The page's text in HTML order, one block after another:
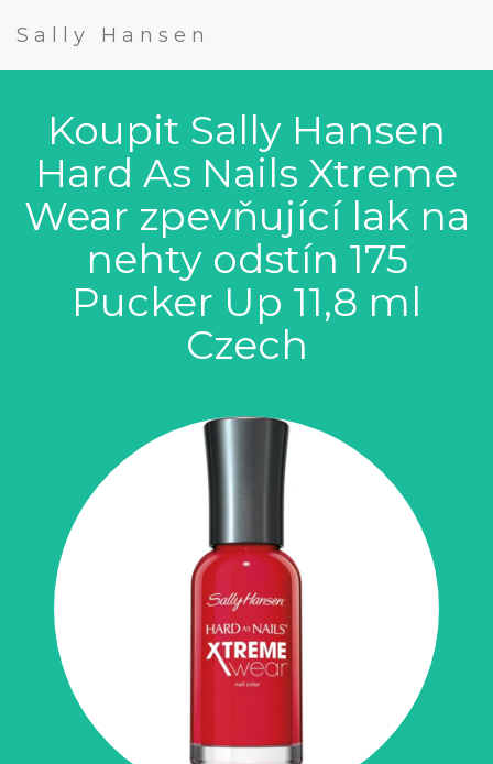
Sally Hansen
Koupit Sally Hansen
Hard As Nails Xtreme
Wear zpevňující lak na
nehty odstín 175
Pucker Up 11,8 ml
Czech